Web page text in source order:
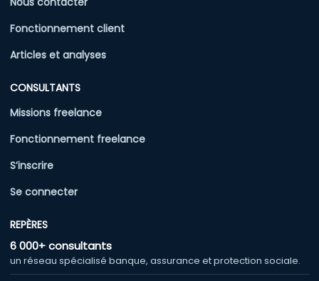
Fonctionnement client
Articles et analyses
CONSULTANTS
Missions freelance
Fonctionnement freelance
S’inscrire
Se connecter
REPÈRES
6 000+ consultants
un réseau spécialisé banque, assurance et protection sociale.